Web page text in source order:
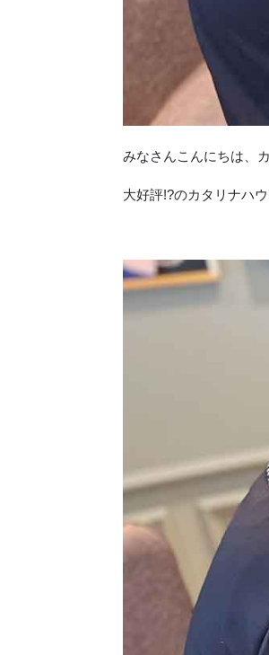
みなさんこんにちは、
大好評!?のカタリナハ